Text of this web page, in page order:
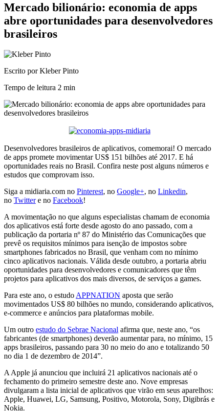
Mercado bilionário: economia de apps
abre oportunidades para desenvolvedores
brasileiros
Escrito por Kleber Pinto
Tempo de leitura 2 min
Desenvolvedores brasileiros de aplicativos, comemorai! O mercado
de apps promete movimentar US$ 151 bilhões até 2017. E há
oportunidades reais no Brasil. Confira neste post alguns números e
estudos que comprovam isso.
Siga a midiaria.com no Pinterest, no Google+, no Linkedin,
no Twittere no Facebook!
A movimentação no que alguns especialistas chamam de economia
dos aplicativos está forte desde agosto do ano passado, com a
publicação da portaria nº 87 do Ministério das Comunicações que
prevê os requisitos mínimos para isenção de impostos sobre
smartphones fabricados no Brasil, que venham com no mínimo
cinco aplicativos nacionais. Válida desde outubro, a portaria abriu
oportunidades para desenvolvedores e comunicadores que têm
projetos para aplicativos dos mais diversos, de serviços a games.
Para este ano, o estudoAPPNATION aposta que serão
movimentados US$ 80 bilhões no mundo, considerando aplicativos,
e-commerce e anúncios para plataformas mobile.
Um outro estudo do Sebrae Nacional afirma que, neste ano, “os
fabricantes (de smartphones) deverão aumentar para, no mínimo, 15
apps brasileiros, passando para 30 no meio do ano e totalizando 50
no dia 1 de dezembro de 2014”.
A Apple já anunciou que incluirá 21 aplicativos nacionais até o
fechamento do primeiro semestre deste ano. Nove empresas
divulgaram a lista inicial de aplicativos que virão em seus aparelhos:
Apple, Huawei, LG, Samsung, Positivo, Motorola, Sony, Digibrás e
Nokia.